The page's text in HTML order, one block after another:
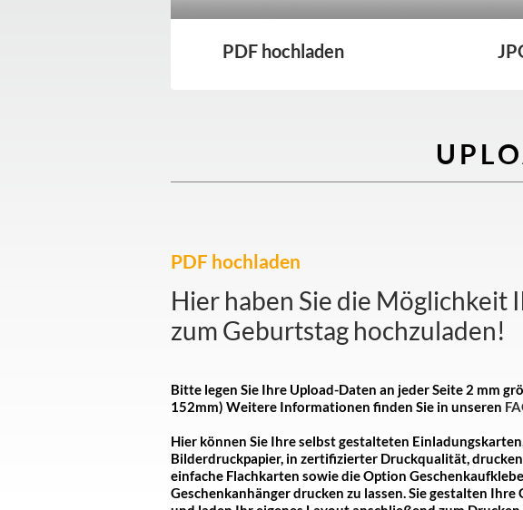
PDF hochladen
PDF hochladen
Hier haben Sie die Möglichkeit
zum Geburtstag hochzuladen!
Bitte legen Sie Ihre Upload-Daten an jeder Seite 2 mm
152mm) Weitere Informationen finden Sie in unseren
Hier können Sie Ihre selbst gestalteten
Bilderdruckpapier, in zertifizierter Druckqualität,
einfache Flachkarten sowie die Option
Geschenkanhänger drucken zu lassen. Sie gestalten